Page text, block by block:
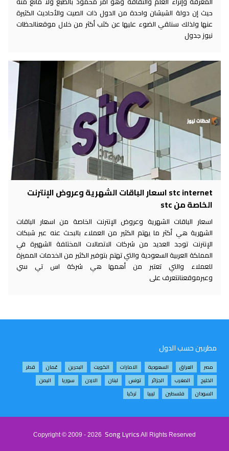
حيث إن دولة الشيشان واحدة من الدول ذات الصيت والأحاديث الكثيرة
عنها ولذلك سنلقي الضوء عليها عن كثب أكثر من خلال موقعنالحظات
نيوز جدول
stc internet اسعار الباقات الشهرية وعروض الإنترنت
الخاصة من stc
اسعار الباقات الشهرية وعروض الإنترنت الخاصة من اسعار الباقات
الشهرية هي أكثر ما يهتم الكثير من العملاء بالبحث عنه عبر شبكات
الإنترنت توجد العديد من شركات الاتصالات المختلفة الشهيرة في
المملكة العربية السعودية والتي تهتم بتوفير الكثير من الخدمات المميزة
للعملاء والتي تعتبر من أهمها هي شركة اس تي سي
وعبرموقعنانتعرف على
مطربين حسب الدول
مصر العراق السعودية الامارات الكويت البحرين عُمان
قطر
الخليج
المغرب الجزائر تونس لبنان الاردن سوريا
اليمن
السودان
فلسطين ليبيا تركيا
Copyright © 2009 - 2026 Song Lyrics All Rights Reserved